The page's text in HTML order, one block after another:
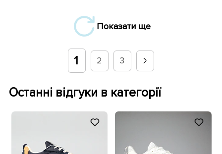
Показати ще
1 2 3
Останні відгуки в категорії